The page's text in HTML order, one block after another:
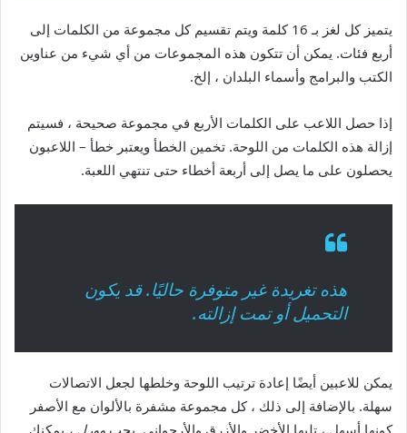
يتميز كل لغز بـ 16 كلمة ويتم تقسيم كل مجموعة من الكلمات إلى
أربع فئات. يمكن أن تتكون هذه المجموعات من أي شيء من عناوين
الكتب والبرامج وأسماء البلدان ، إلخ.
إذا حصل اللاعب على الكلمات الأربع في مجموعة صحيحة ، فسيتم
إزالة هذه الكلمات من اللوحة. تخمين الخطأ ويعتبر خطأ – اللاعبون
يحصلون على ما يصل إلى أربعة أخطاء حتى تنتهي اللعبة.
هذه تغريدة غير متوفرة حاليًا. قد يكون
التحميل أو تمت إزالته.
يمكن للاعبين أيضًا إعادة ترتيب اللوحة وخلطها لجعل الاتصالات
سهلة. بالإضافة إلى ذلك ، كل مجموعة مشفرة بالألوان مع الأصفر